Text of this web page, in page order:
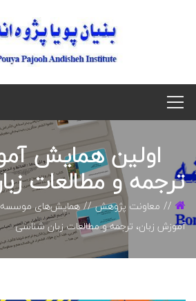
اولین همایش
ترجمه و مطالعات
معاونت پژوهش همایش‌های موسسه
آموزش زبان، ترجمه و مطالعات زبان شناسی